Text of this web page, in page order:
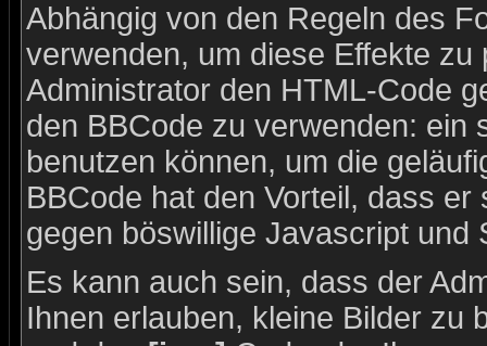
Abhängig von den Regeln des
verwenden, um diese Effekte
Administrator den HTML-Code
den BBCode zu verwenden: ein
benutzen können, um die
BBCode hat den Vorteil, dass
gegen böswillige Javascript und
Es kann auch sein, dass der
Ihnen erlauben, kleine Bilder zu